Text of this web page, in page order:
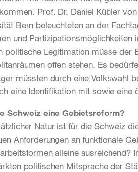
Prof. Dr. Daniel Kübler
Bern beleuchteten an der
und
politische Legitimation müsse der
offen stehen. Es
müssten durch eine Volkswahl
eine Identifikation mit sowie eine
Schweiz eine Gebietsreform?
Natur ist für die Schweiz
Anforderungen an funktionale
alleine ausreichend?
politischen Mitsprache der